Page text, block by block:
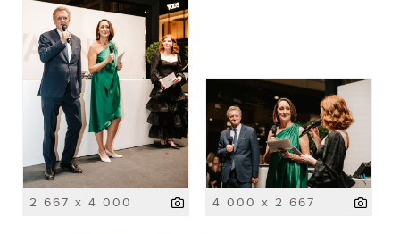
2 667 x 4 000 4 000 x 2 667